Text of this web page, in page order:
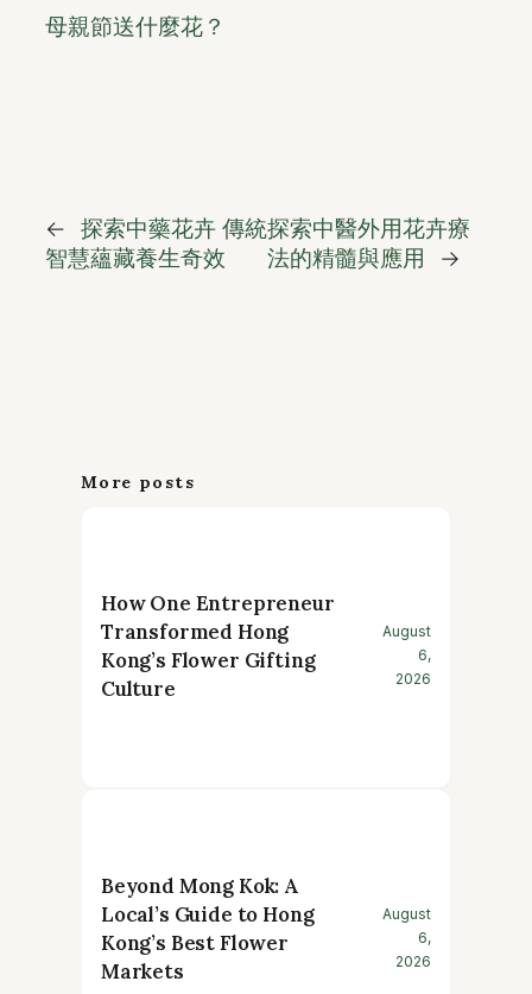
母親節送什麼花？
←
探索中藥花卉 傳統
智慧蘊藏養生奇效
探索中醫外用花卉療
法的精髓與應用
→
More posts
How One Entrepreneur
Transformed Hong
Kong’s Flower Gifting
Culture
August
6,
2026
Beyond Mong Kok: A
Local’s Guide to Hong
Kong’s Best Flower
Markets
August
6,
2026